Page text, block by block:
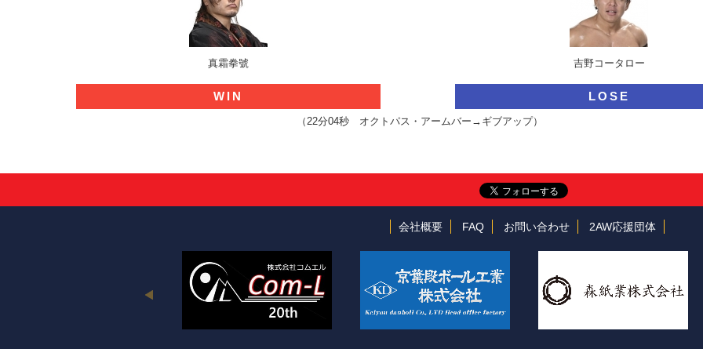
真霜拳號 吉野コータロー
WIN LOSE
（22分04秒 オクトパス・アームバー→ギブアップ）
会社概要 FAQ お問い合わせ 2AW応援団体